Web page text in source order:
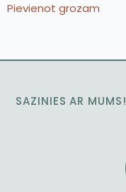
Pievienot grozam
SAZINIES AR MUMS!